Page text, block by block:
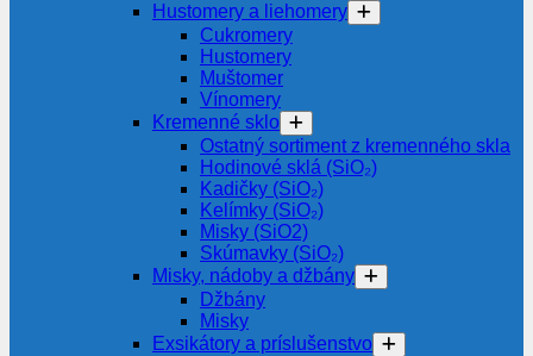
Hustomery a liehomery
Cukromery
Hustomery
Muštomer
Vínomery
Kremenné sklo
Ostatný sortiment z kremenného skla
Hodinové sklá (SiO₂)
Kadičky (SiO₂)
Kelímky (SiO₂)
Misky (SiO2)
Skúmavky (SiO₂)
Misky, nádoby a džbány
Džbány
Misky
Exsikátory a príslušenstvo